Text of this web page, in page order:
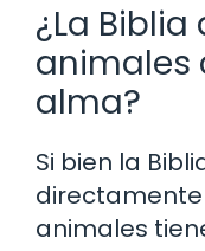
¿La
animales
alma?
Si bien la
directamente
animales